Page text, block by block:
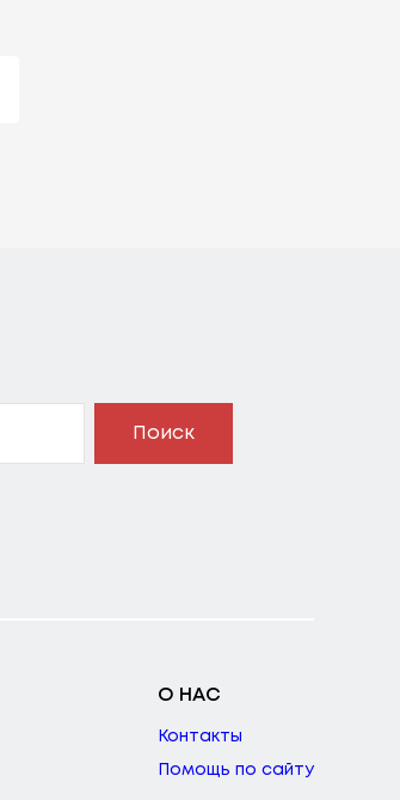
Поиск
О НАС
Контакты
Помощь по сайту